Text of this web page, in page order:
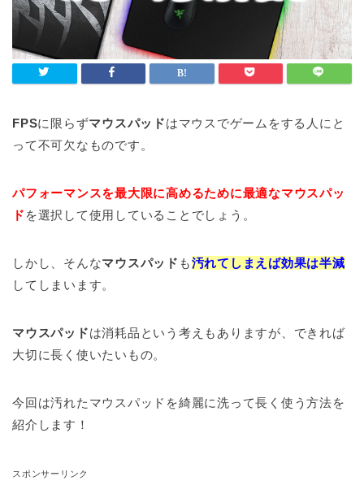
FPSに限らずマウスパッドはマウスでゲームをする人にと
って不可欠なものです。
パフォーマンスを最大限に高めるために最適なマウスパッ
ド を選択して使用していることでしょう。
しかし、そんなマウスパッド も汚れてしまえば効果は半減
してしまいます。
マウスパッドは消耗品という考えもありますが、できれば
大切に長く使いたいもの。
今回は汚れたマウスパッドを綺麗に洗って長く使う方法を
紹介します！
スポンサーリンク